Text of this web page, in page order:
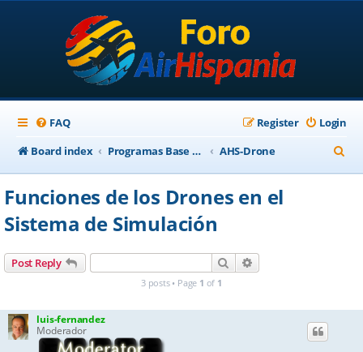
FAQ Login
Register
Board index
Programas Base AirHispania AHS-Drone
e
Funciones de los Drones en el
Sistema de Simulación
Post Reply Search
3 posts • Page 1 of 1
luis-fernandez
Moderador